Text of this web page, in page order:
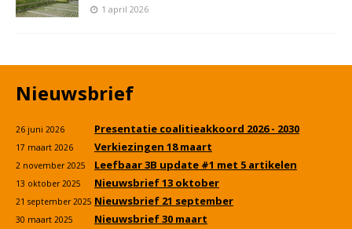
1 april 2026
Nieuwsbrief
26 juni 2026 Presentatie coalitieakkoord 2026 - 2030
17 maart 2026 Verkiezingen 18 maart
2 november 2025 Leefbaar 3B update #1 met 5 artikelen
13 oktober 2025 Nieuwsbrief 13 oktober
21 september 2025 Nieuwsbrief 21 september
30 maart 2025 Nieuwsbrief 30 maart